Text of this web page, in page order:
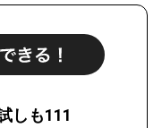
しも111